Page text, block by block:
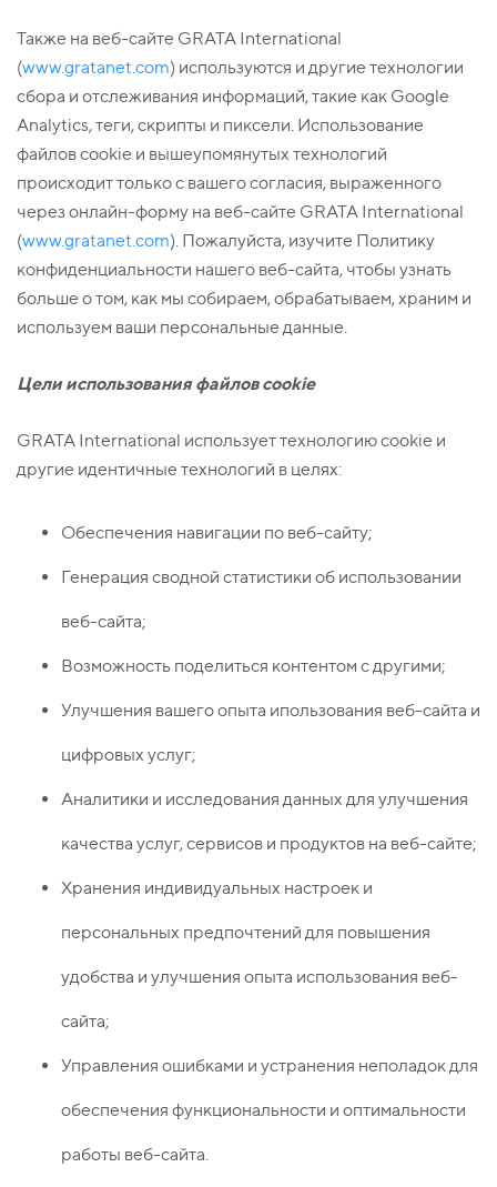
Также на веб-сайте GRATA International
(www.gratanet.com) используются и другие технологии
сбора и отслеживания информаций, такие как Google
Analytics, теги, скрипты и пиксели. Использование
файлов cookie и вышеупомянутых технологий
происходит только с вашего согласия, выраженного
через онлайн-форму на веб-сайте GRATA International
(www.gratanet.com). Пожалуйста, изучите Политику
конфиденциальности нашего веб-сайта, чтобы узнать
больше о том, как мы собираем, обрабатываем, храним и
используем ваши персональные данные.
Цели использования файловcookie
GRATA International использует технологию cookie и
другие идентичные технологий в целях:
Обеспечения навигации по веб-сайту;
Генерация сводной статистики об использовании
веб-сайта;
Возможность поделиться контентом с другими;
Улучшения вашего опыта ипользования веб-сайта и
цифровых услуг;
Аналитики и исследования данных для улучшения
качества услуг, сервисов и продуктов на веб-сайте;
Хранения индивидуальных настроек и
персональных предпочтений для повышения
удобства и улучшения опыта использования веб-
сайта;
Управления ошибками и устранения неполадок для
обеспечения функциональности и оптимальности
работы веб-сайта.